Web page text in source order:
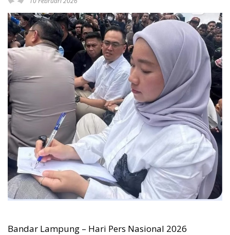
Bandar Lampung – Hari Pers Nasional 2026